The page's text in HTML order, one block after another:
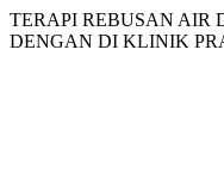
TERAPI REBUSAN AIR
DENGAN DI KLINIK